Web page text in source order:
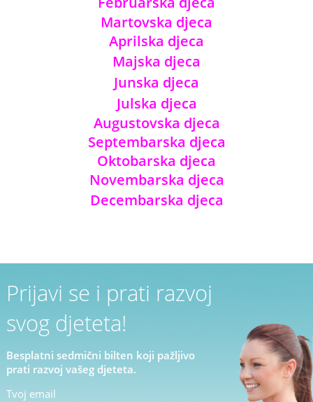
Martovska djeca
Aprilska djeca
Majska djeca
Junska djeca
Julska djeca
Augustovska djeca
Septembarska djeca
Oktobarska djeca
Novembarska djeca
Decembarska djeca
Prijavi se i prati razvoj
svog djeteta!
Besplatni sedmični bilten koji pažljivo
prati razvoj vašeg djeteta.
Tvoj email